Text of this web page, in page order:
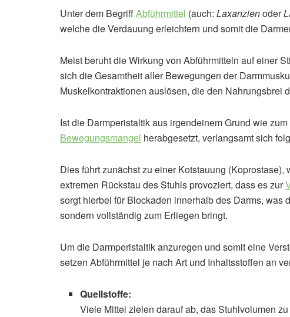
Unter dem BegriffAbführmittel (auch: Laxanzienoder
welche die Verdauung erleichtern und somit die
Meist beruht die Wirkung von Abführmitteln auf einer
sich die Gesamtheit aller Bewegungen der
Muskelkontraktionen auslösen, die den Nahrungsbrei
Ist die Darmperistaltik aus irgendeinem Grund wie
Bewegungsmangel herabgesetzt, verlangsamt sich
Dies führt zunächst zu einer Kotstauung
extremen Rückstau des Stuhls provoziert, dass es zur
sorgt hierbei für Blockaden innerhalb des Darms, was
sondern vollständig zum Erliegen bringt.
Um die Darmperistaltik anzuregen und somit eine
setzen Abführmittel je nach Art und Inhaltsstoffen an
Quellstoffe:
Viele Mittel zielen darauf ab, das Stuhlvolumen